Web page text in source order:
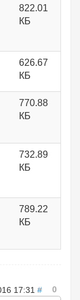
822.01
КБ
626.67
КБ
770.88
КБ
732.89
КБ
789.22
КБ
17:31 # 0